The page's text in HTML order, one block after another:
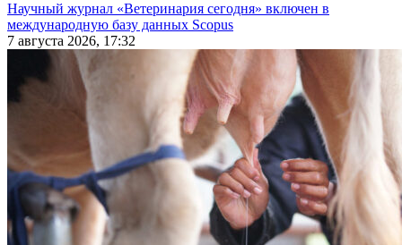
Научный журнал «Ветеринария сегодня» включен в
международную базу данных Scopus
7 августа 2026, 17:32